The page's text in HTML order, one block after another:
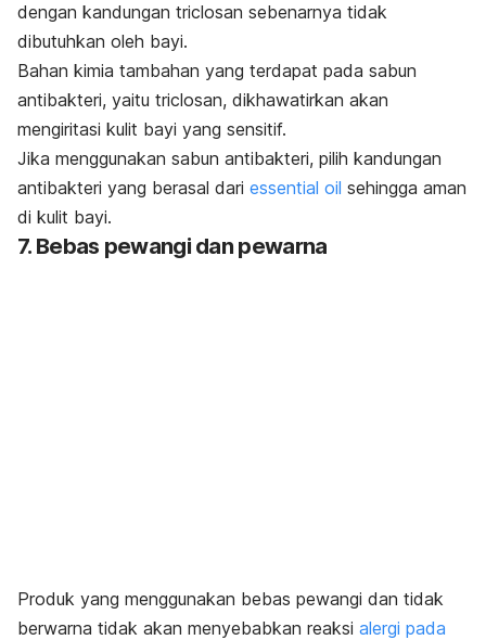
dengan kandungan triclosan sebenarnya tidak
dibutuhkan oleh bayi.
Bahan kimia tambahan yang terdapat pada sabun
antibakteri, yaitu triclosan, dikhawatirkan akan
mengiritasi kulit bayi yang sensitif.
Jika menggunakan sabun antibakteri, pilih kandungan
antibakteri yang berasal dari essential oil sehingga aman
di kulit bayi.
7. Bebas pewangi dan pewarna
Produk yang menggunakan bebas pewangi dan tidak
berwarna tidak akan menyebabkan reaksi alergi pada